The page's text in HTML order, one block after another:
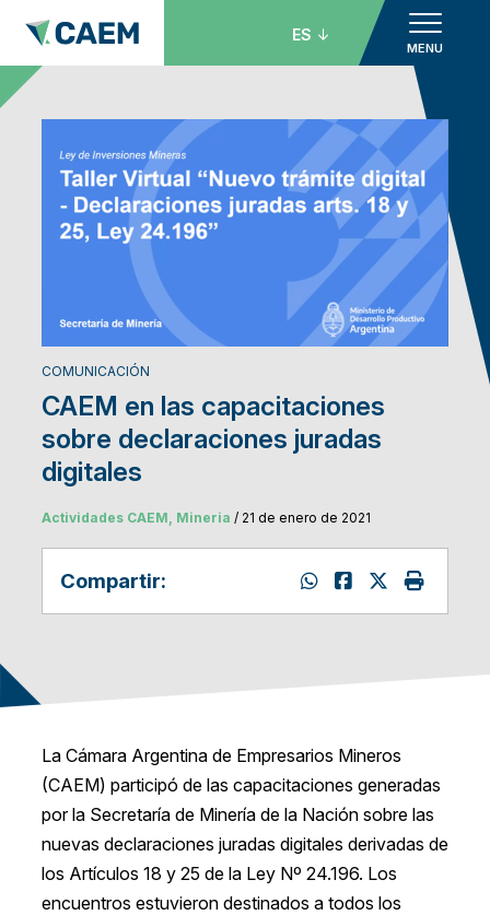
MENU
ES
COMUNICACIÓN
CAEM en las capacitaciones
sobre declaraciones juradas
digitales
Actividades CAEM, Mineria / 21 de enero de 2021
Compartir:
La Cámara Argentina de Empresarios Mineros
(CAEM) participó de las capacitaciones generadas
por la Secretaría de Minería de la Nación sobre las
nuevas declaraciones juradas digitales derivadas de
los Artículos 18 y 25 de la Ley Nº 24.196. Los
encuentros estuvieron destinados a todos los